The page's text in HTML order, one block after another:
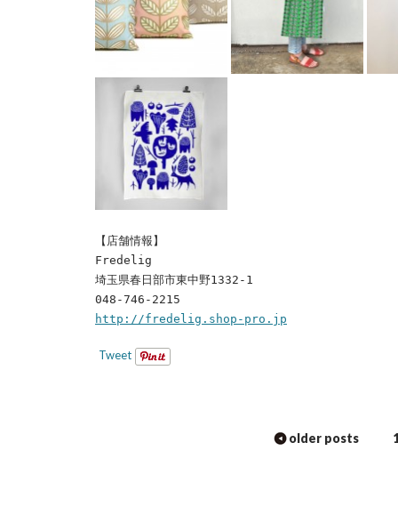
【店舗情報】
Fredelig
埼玉県春日部市東中野1332-1
048-746-2215
http://fredelig.shop-pro.jp
Tweet
older posts